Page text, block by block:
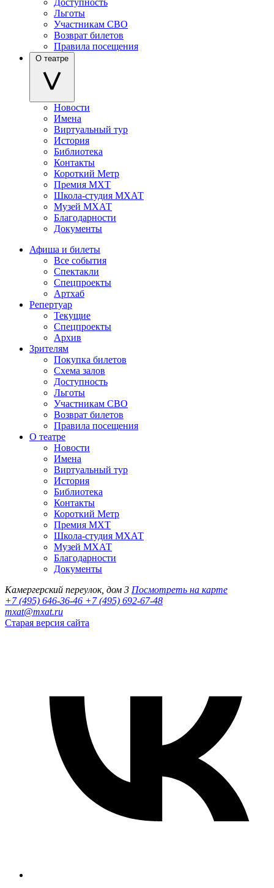
Доступность
Льготы
Участникам СВО
Возврат билетов
Правила посещения
О театре
Новости
Имена
Виртуальный тур
История
Библиотека
Контакты
Короткий Метр
Премия МХТ
Школа-студия МХАТ
Музей МХАТ
Благодарности
Документы
Афиша и билеты
Все события
Спектакли
Спецпроекты
Артхаб
Репертуар
Текущие
Спецпроекты
Архив
Зрителям
Покупка билетов
Схема залов
Доступность
Льготы
Участникам СВО
Возврат билетов
Правила посещения
О театре
Новости
Имена
Виртуальный тур
История
Библиотека
Контакты
Короткий Метр
Премия МХТ
Школа-студия МХАТ
Музей МХАТ
Благодарности
Документы
Камергерский переулок, дом 3 Посмотреть на карте
+7 (495) 646-36-46 +7 (495) 692-67-48‬
mxat@mxat.ru
Старая версия сайта